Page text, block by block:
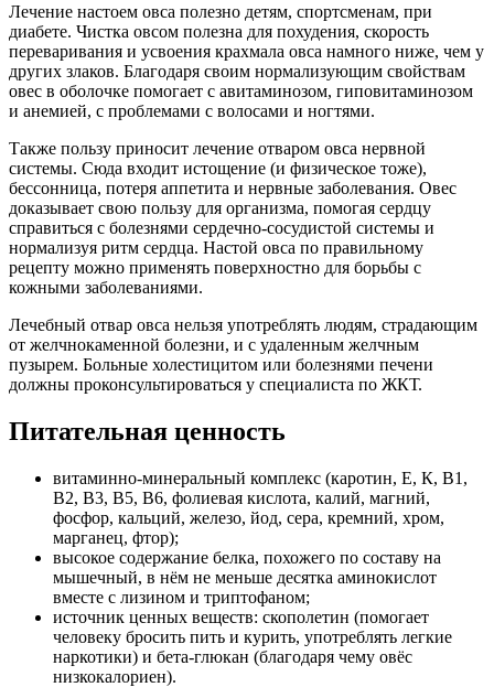
Лечение настоем овса полезно детям, спортсменам, при
диабете. Чистка овсом полезна для похудения, скорость
переваривания и усвоения крахмала овса намного ниже, чем у
других злаков. Благодаря своим нормализующим свойствам
овес в оболочке помогает с авитаминозом, гиповитаминозом
и анемией, с проблемами с волосами и ногтями.
Также пользу приносит лечение отваром овса нервной
системы. Сюда входит истощение (и физическое тоже),
бессонница, потеря аппетита и нервные заболевания. Овес
доказывает свою пользу для организма, помогая сердцу
справиться с болезнями сердечно-сосудистой системы и
нормализуя ритм сердца. Настой овса по правильному
рецепту можно применять поверхностно для борьбы с
кожными заболеваниями.
Лечебный отвар овса нельзя употреблять людям, страдающим
от желчнокаменной болезни, и с удаленным желчным
пузырем. Больные холестицитом или болезнями печени
должны проконсультироваться у специалиста по ЖКТ.
Питательная ценность
витаминно-минеральный комплекс (каротин, Е, К, В1,
В2, В3, В5, В6, фолиевая кислота, калий, магний,
фосфор, кальций, железо, йод, сера, кремний, хром,
марганец, фтор);
высокое содержание белка, похожего по составу на
мышечный, в нём не меньше десятка аминокислот
вместе с лизином и триптофаном;
источник ценных веществ: скополетин (помогает
человеку бросить пить и курить, употреблять легкие
наркотики) и бета-глюкан (благодаря чему овёс
низкокалориен).